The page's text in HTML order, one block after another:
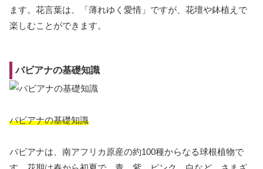
ます。花言葉は、「薄れゆく愛情」ですが、花壇や鉢植えで
楽しむことができます。
バビアナの基礎知識
バビアナの基礎知識
バビアナは、南アフリカ原産の約100種からなる球根植物で